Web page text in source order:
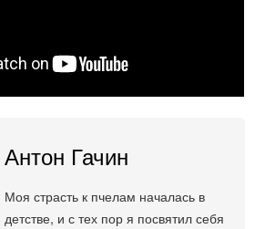
Антон Гачин
Моя страсть к пчелам началась в
детстве, и с тех пор я посвятил себя